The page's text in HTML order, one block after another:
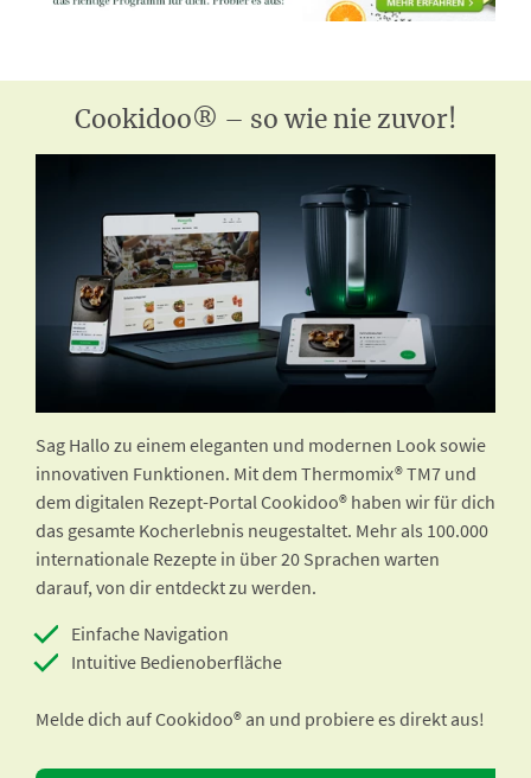
Cookidoo® – so wie nie zuvor!
Sag Hallo zu einem eleganten und modernen Look sowie
innovativen Funktionen. Mit dem Thermomix® TM7 und
dem digitalen Rezept-Portal Cookidoo® haben wir für dich
das gesamte Kocherlebnis neugestaltet. Mehr als 100.000
internationale Rezepte in über 20 Sprachen warten
darauf, von dir entdeckt zu werden.
Einfache Navigation
Intuitive Bedienoberfläche
Melde dich auf Cookidoo® an und probiere es direkt aus!